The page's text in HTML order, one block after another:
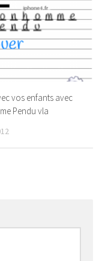
vos enfants avec
Pendu vla